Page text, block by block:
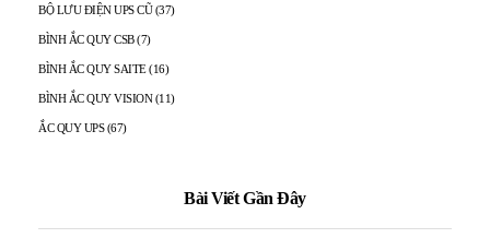
BỘ LƯU ĐIỆN UPS CŨ (37)
BÌNH ẮC QUY CSB (7)
BÌNH ẮC QUY SAITE (16)
BÌNH ẮC QUY VISION (11)
ẮC QUY UPS (67)
Bài Viết Gần Đây